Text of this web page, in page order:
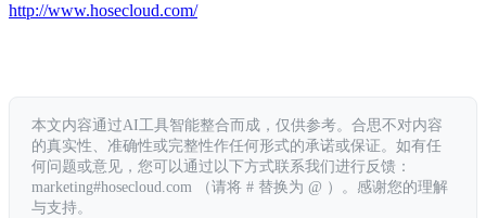
http://www.hosecloud.com/
本文内容通过AI工具智能整合而成，仅供参考。合思不对内容
的真实性、准确性或完整性作任何形式的承诺或保证。如有任
何问题或意见，您可以通过以下方式联系我们进行反馈：
marketing#hosecloud.com （请将 # 替换为 @ ）。感谢您的理解
与支持。